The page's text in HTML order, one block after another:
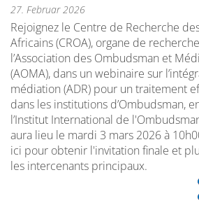
27. Februar 2026
Rejoignez le Centre de Recherche
Africains (CROA), organe de
l’Association des Ombudsman et
(AOMA), dans un webinaire sur
médiation (ADR) pour un traitement
dans les institutions d’Ombudsman,
l’Institut International de
aura lieu le mardi 3 mars 2026 à
ici pour obtenir l'invitation finale et
les intercenants principaux.